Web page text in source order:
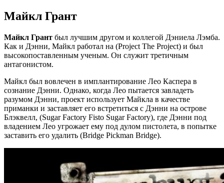
Майкл Грант
Майкл Грант был лучшим другом и коллегой Дэниела Лэмба.
Как и Дэнни, Майкл работал на (Project The Project) и был
высокопоставленным ученым. Он служит третичным
антагонистом.
Майкл был вовлечен в имплантирование Лео Каспера в
сознание Дэнни. Однако, когда Лео пытается завладеть
разумом Дэнни, проект использует Майкла в качестве
приманки и заставляет его встретиться с Дэнни на острове
Блэквелл, (Sugar Factory Fisto Sugar Factory), где Дэнни под
владением Лео угрожает ему под дулом пистолета, в попытке
заставить его удалить (Bridge Pickman Bridge).